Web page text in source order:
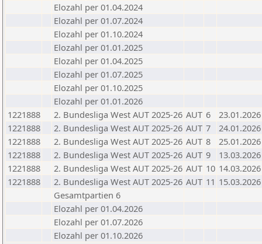
Elozahl per 01.04.2024
Elozahl per 01.07.2024
Elozahl per 01.10.2024
Elozahl per 01.01.2025
Elozahl per 01.04.2025
Elozahl per 01.07.2025
Elozahl per 01.10.2025
Elozahl per 01.01.2026
1221888
2. Bundesliga West AUT 2025-26 AUT 6
23.01.2026
1221888
2. Bundesliga West AUT 2025-26 AUT 7
24.01.2026
1221888
2. Bundesliga West AUT 2025-26 AUT 8
25.01.2026
1221888
2. Bundesliga West AUT 2025-26 AUT 9
13.03.2026
1221888
2. Bundesliga West AUT 2025-26 AUT 10 14.03.2026
1221888
2. Bundesliga West AUT 2025-26 AUT 11 15.03.2026
Gesamtpartien 6
Elozahl per 01.04.2026
Elozahl per 01.07.2026
Elozahl per 01.10.2026